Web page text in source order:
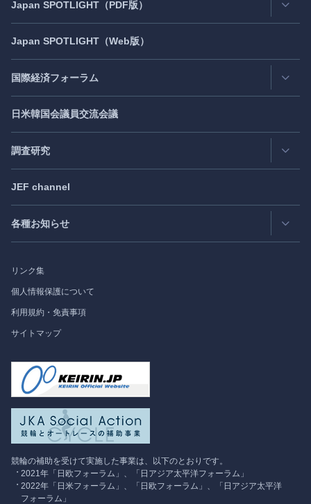
連絡先・所在地
活動評価
JEF創立40周年
Japan SPOTLIGHT （PDF版）
Latest Issue- 最新号
Back Number
Publisher's Note- パブリッシャーズノート
Exclusive Interview
Japan SPOTLIGHT （Web版）
国際経済フォーラム
日アジア太平洋フォーラム
日米フォーラム
日欧フォーラム
過去の実績
日米韓国会議員交流会議
調査研究
研究会
受託事業
JEF channel
各種お知らせ
フォーラム情報
調査研究
リンク集
個人情報保護について
利用規約・免責事項
サイトマップ
競輪の補助を受けて実施した事業は、以下のとおりです。
2021年「日欧フォーラム」、「日アジア太平洋フォーラム」
2022年「日米フォーラム」、「日欧フォーラム」、「日アジア太平洋
フォーラム」